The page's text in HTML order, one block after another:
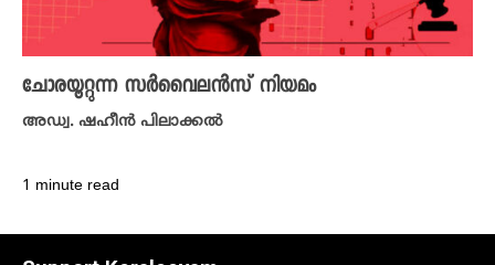
ചോരയൂറ്റുന്ന സർവൈലൻസ് നിയമം
അഡ്വ. ഷഹീൻ പിലാക്കൽ
1 minute read